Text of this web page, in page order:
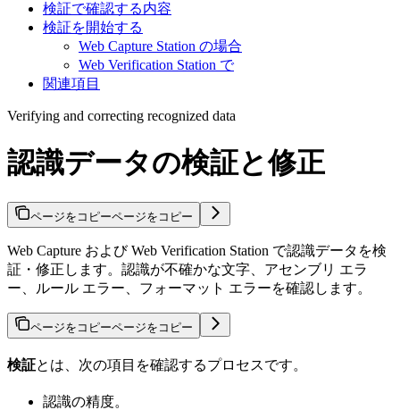
検証で確認する内容
検証を開始する
Web Capture Station の場合
Web Verification Station で
関連項目
Verifying and correcting recognized data
認識データの検証と修正
ページをコピーページをコピー
Web Capture および Web Verification Station で認識データを検
証・修正します。認識が不確かな文字、アセンブリ エラ
ー、ルール エラー、フォーマット エラーを確認します。
ページをコピーページをコピー
検証とは、次の項目を確認するプロセスです。
認識の精度。